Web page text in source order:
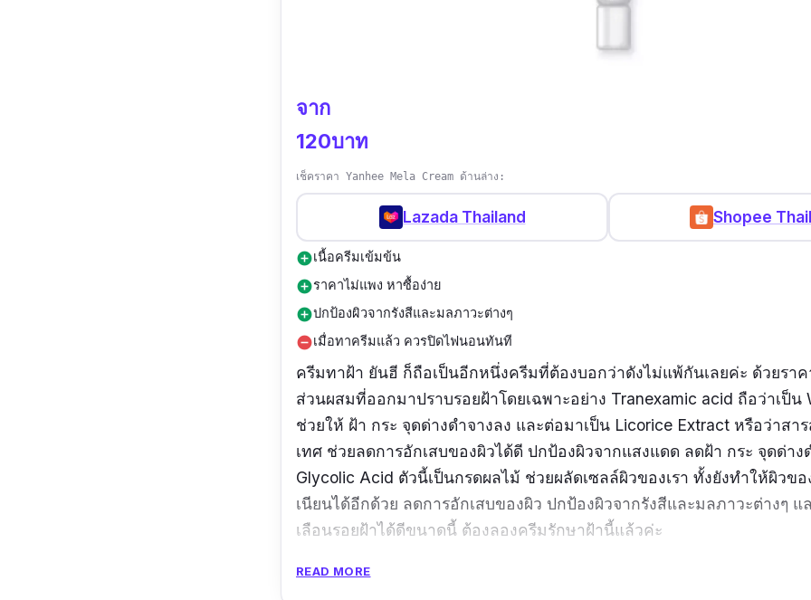
จาก
120บาท
เช็คราคา Yanhee Mela Cream ด้านล่าง:
Lazada Thailand Shopee
add_circleเนื้อครีมเข้มข้น
add_circleราคาไม่แพง หาซื้อง่าย
add_circleปกป้องผิวจากรังสีและมลภาวะต่างๆ
remove_circleเมื่อทาครีมแล้ว ควรปิดไฟนอนทันที
ครีมทาฝ้า ยันฮี ก็ถือเป็นอีกหนึ่งครีมที่ต้องบอกว่าดังไม่แพ้กันเลยค่ะ ด้วยรา
ส่วนผสมที่ออกมาปราบรอยฝ้าโดยเฉพาะอย่าง Tranexamic acid ถือว่าเป็น
ช่วยให้ ฝ้า กระ จุดด่างดำจางลง และต่อมาเป็น Licorice Extract หรือว่าสา
เทศ ช่วยลดการอักเสบของผิวได้ดี ปกป้องผิวจากแสงแดด ลดฝ้า กระ จุดด่าง
Glycolic Acid ตัวนี้เป็นกรดผลไม้ ช่วยผลัดเซลล์ผิวของเรา ทั้งยังทำให้ผิวขอ
เนียนได้อีกด้วย ลดการอักเสบของผิว ปกป้องผิวจากรังสีและมลภาวะต่างๆ แ
เลือนรอยฝ้าได้ดีขนาดนี้ ต้องลองครีมรักษาฝ้านี้แล้วค่ะ
ปริมาณ: 20 ml
READ MORE